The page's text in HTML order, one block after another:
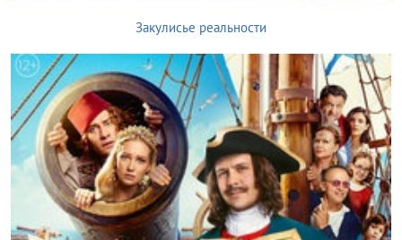
Закулисье реальности